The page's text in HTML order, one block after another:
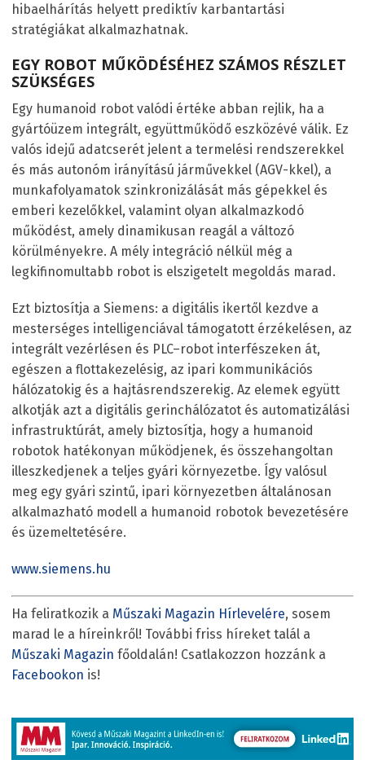
hibaelhárítás helyett prediktív karbantartási
stratégiákat alkalmazhatnak.
EGY ROBOT MŰKÖDÉSÉHEZ SZÁMOS RÉSZLET
SZÜKSÉGES
Egy humanoid robot valódi értéke abban rejlik, ha a
gyártóüzem integrált, együttműködő eszközévé válik. Ez
valós idejű adatcserét jelent a termelési rendszerekkel
és más autonóm irányítású járművekkel (AGV-kkel), a
munkafolyamatok szinkronizálását más gépekkel és
emberi kezelőkkel, valamint olyan alkalmazkodó
működést, amely dinamikusan reagál a változó
körülményekre. A mély integráció nélkül még a
legkifinomultabb robot is elszigetelt megoldás marad.
Ezt biztosítja a Siemens: a digitális ikertől kezdve a
mesterséges intelligenciával támogatott érzékelésen, az
integrált vezérlésen és PLC–robot interfészeken át,
egészen a flottakezelésig, az ipari kommunikációs
hálózatokig és a hajtásrendszerekig. Az elemek együtt
alkotják azt a digitális gerinchálózatot és automatizálási
infrastruktúrát, amely biztosítja, hogy a humanoid
robotok hatékonyan működjenek, és összehangoltan
illeszkedjenek a teljes gyári környezetbe. Így valósul
meg egy gyári szintű, ipari környezetben általánosan
alkalmazható modell a humanoid robotok bevezetésére
és üzemeltetésére.
www.siemens.hu
Ha feliratkozik a Műszaki Magazin Hírlevelére, sosem
marad le a híreinkről! További friss híreket talál a
Műszaki Magazin főoldalán! Csatlakozzon hozzánk a
Facebookon is!